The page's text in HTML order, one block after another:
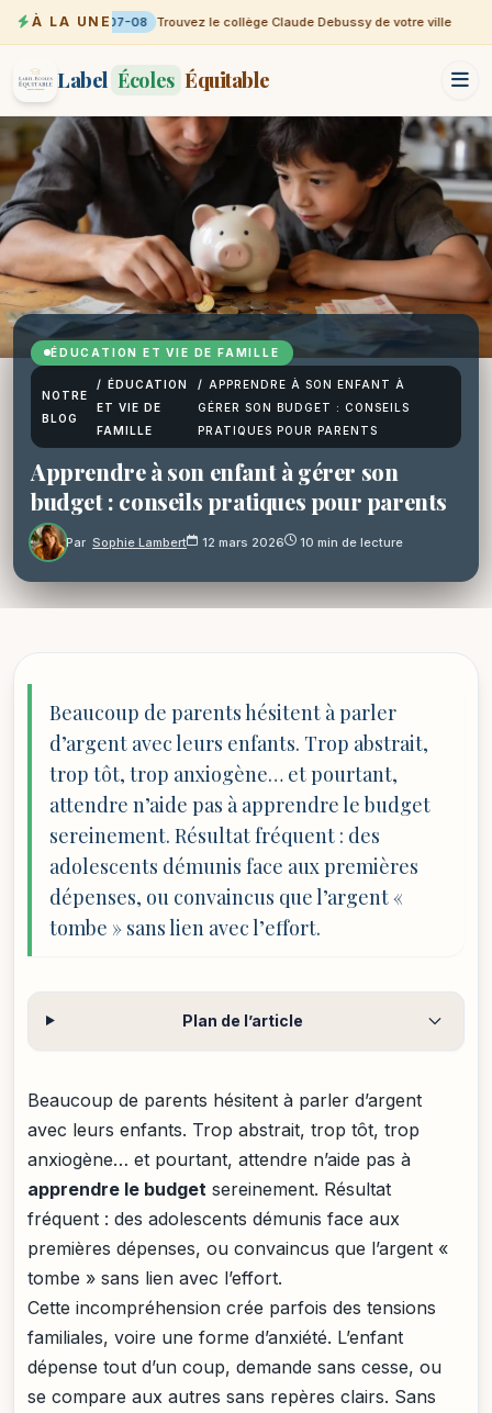
À LA UNE07-08 Trouvez le collège Claude Debussy de votre ville
Label Écoles Équitable
ÉDUCATION ET VIE DE FAMILLE
NOTRE
BLOG
/ ÉDUCATION
ET VIE DE
FAMILLE
/ APPRENDRE À SON ENFANT À
GÉRER SON BUDGET : CONSEILS
PRATIQUES POUR PARENTS
Apprendre à son enfant à gérer son
budget : conseils pratiques pour parents
Par Sophie Lambert 12 mars 2026 10 min de lecture
Beaucoup de parents hésitent à parler
d’argent avec leurs enfants. Trop abstrait,
trop tôt, trop anxiogène… et pourtant,
attendre n’aide pas à apprendre le budget
sereinement. Résultat fréquent : des
adolescents démunis face aux premières
dépenses, ou convaincus que l’argent «
tombe » sans lien avec l’effort.
Plan de l’article
Beaucoup de parents hésitent à parler d’argent
avec leurs enfants. Trop abstrait, trop tôt, trop
anxiogène… et pourtant, attendre n’aide pas à
apprendre le budget sereinement. Résultat
fréquent : des adolescents démunis face aux
premières dépenses, ou convaincus que l’argent «
tombe » sans lien avec l’effort.
Cette incompréhension crée parfois des tensions
familiales, voire une forme d’anxiété. L’enfant
dépense tout d’un coup, demande sans cesse, ou
se compare aux autres sans repères clairs. Sans